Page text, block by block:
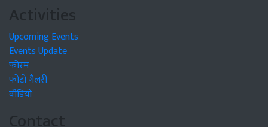
Activities
Upcoming Events
Events Update
फोरम
फोटो गैलरी
वीडियो
Contact